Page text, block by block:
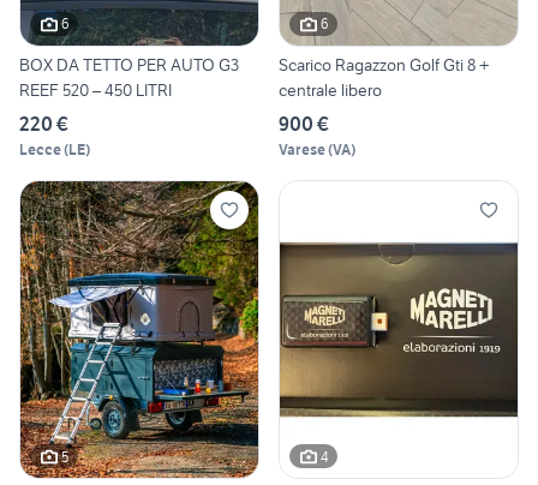
6
BOX DA TETTO PER AUTO G3
REEF 520 – 450 LITRI
220 €
Lecce(LE)
6
Scarico Ragazzon Golf Gti 8 +
centrale libero
900 €
Varese(VA)
5 4